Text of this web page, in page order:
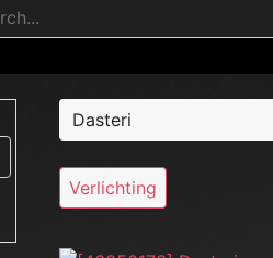
Verlichting